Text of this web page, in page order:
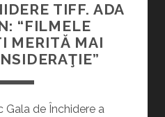
TIFF. ADA
“FILMELE
MERITĂ MAI
Gala de Închidere a